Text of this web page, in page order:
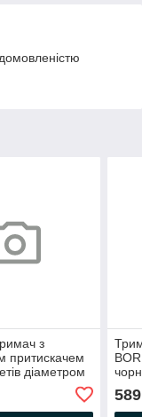
з
притискачем
діаметром
/ polymer
мм
589